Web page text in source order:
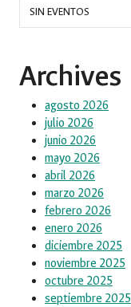
SIN EVENTOS
Archives
agosto 2026
julio 2026
junio 2026
mayo 2026
abril 2026
marzo 2026
febrero 2026
enero 2026
diciembre 2025
noviembre 2025
octubre 2025
septiembre 2025